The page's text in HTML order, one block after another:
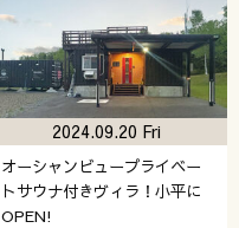
オーシャンビュープライベー
トサウナ付きヴィラ！小平に
OPEN!
2024.09.20 Fri